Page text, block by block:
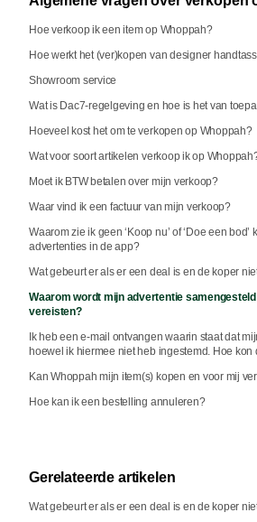
Hoe verkoop ik een item op Whoppah?
Hoe werkt het (ver)kopen van designer
Showroom service
Wat is Dac7-regelgeving en hoe is het van
Hoeveel kost het om te verkopen op Whoppah?
Wat voor soort artikelen verkoop ik op
Moet ik BTW betalen over mijn verkoop?
Waar vind ik een factuur van mijn verkoop?
Waarom zie ik geen ‘Koop nu’ of ‘Doe een
advertenties in de app?
Wat gebeurt er als er een deal is en de koper
Waarom wordt mijn advertentie samengesteld
vereisten?
Ik heb een e-mail ontvangen waarin staat dat
hoewel ik hiermee niet heb ingestemd. Hoe kon
Kan Whoppah mijn item(s) kopen en voor mij
Hoe kan ik een bestelling annuleren?
Gerelateerde artikelen
Wat gebeurt er als er een deal is en de koper